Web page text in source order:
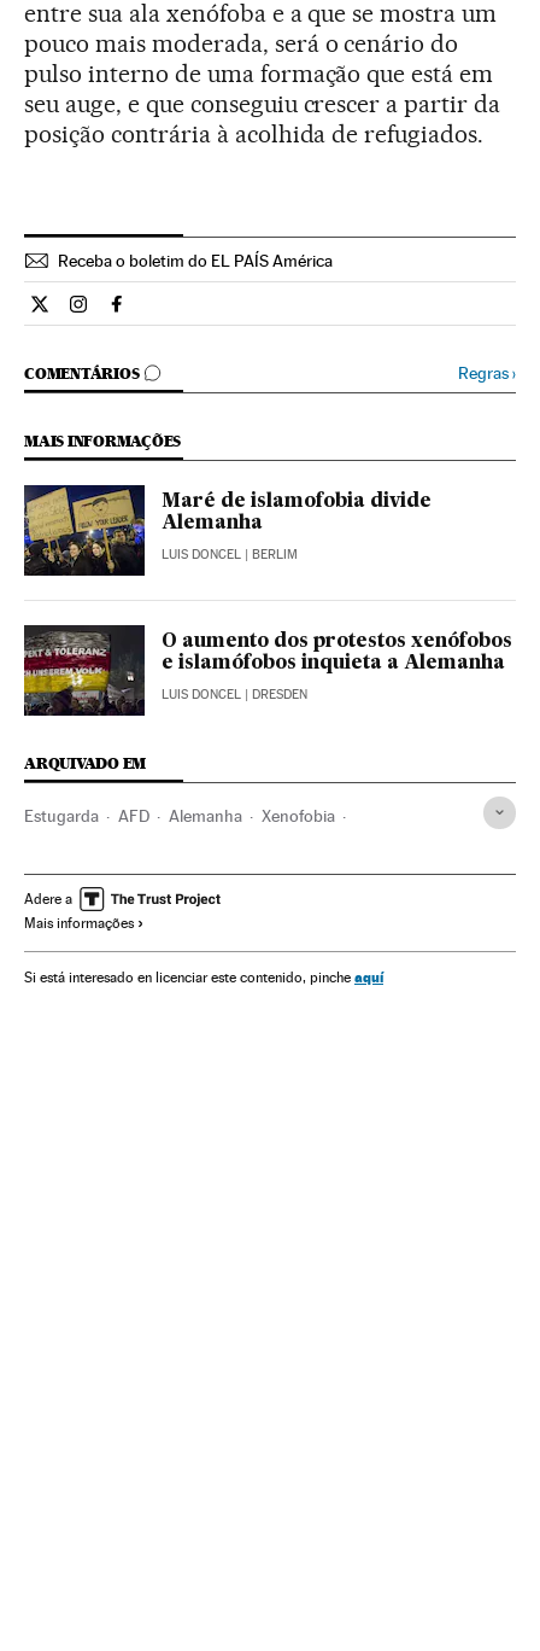
entre sua ala xenófoba e a que se mostra um
pouco mais moderada, será o cenário do
pulso interno de uma formação que está em
seu auge, e que conseguiu crescer a partir da
posição contrária à acolhida de refugiados.
Receba o boletim do EL PAÍS América
Internacional El País Brasil en Twitter
Internacional El País Brasil en Instagram
Internacional El País Brasil en Facebook
COMENTÁRIOS
COMENTÁRIOS Regras›
MAIS INFORMAÇÕES
Maré de islamofobia divide
Alemanha
LUIS DONCEL | BERLIM
O aumento dos protestos xenófobos
e islamófobos inquieta a Alemanha
LUIS DONCEL | DRESDEN
ARQUIVADO EM
Estugarda AFD Alemanha Xenofobia
Migração Demografia Discriminação
Preconceitos
Adere a
Mais informações
Si está interesado en licenciar este contenido, pinche aquí